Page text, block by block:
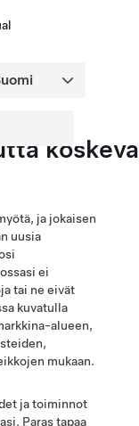
koskeva
ja jokaisen
uusia
ei
tai ne eivät
kuvatulla
alueen,
mukaan.
ja toiminnot
Paras tapaa